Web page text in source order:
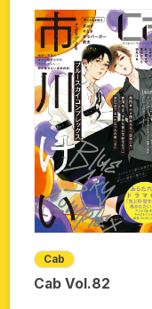
Cab
Cab Vol.82